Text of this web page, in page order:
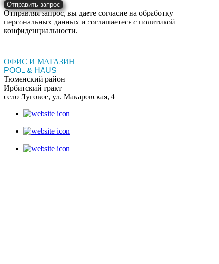
Отправить запрос
Отправляя запрос, вы даете согласие на обработку
персональных данных и соглашаетесь c политикой
конфиденциальности.
ОФИС И МАГАЗИН
POOL & HAUS
Тюменский район
Ирбитский тракт
село Луговое, ул. Макаровская, 4